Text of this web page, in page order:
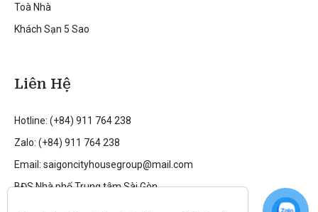
Toà Nhà
Khách Sạn 5 Sao
Liên Hệ
Hotline: (+84) 911 764 238
Zalo: (+84) 911 764 238
Email: saigoncityhousegroup@mail.com
BĐS Nhà phố Trung tâm Sài Gòn